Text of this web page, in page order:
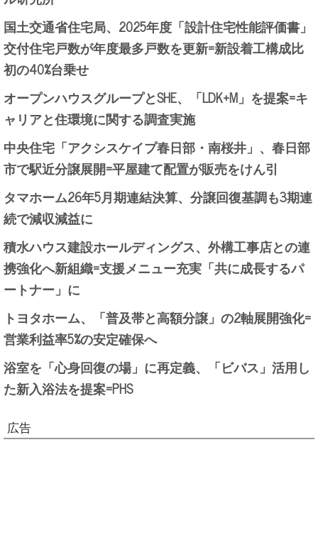
国土交通省住宅局、2025年度「設計住宅性能評価書」
交付住宅戸数が年度最多戸数を更新=新設着工構成比
初の40%台乗せ
オープンハウスグループとSHE、「LDK+M」を提案=キ
ャリアと住環境に関する調査実施
中央住宅「アクシスケイプ春日部・南桜井」、春日部
市で駅近分譲展開=平屋建て配置が販売をけん引
タマホーム26年5月期連結決算、分譲回復基調も3期連
続で減収減益に
積水ハウス建設ホールディングス、外構工事店との連
携強化へ新組織=支援メニュー充実「共に成長するパ
ートナー」に
トヨタホーム、「普及帯と高額分譲」の2軸展開強化=
営業利益率5%の安定確保へ
浴室を「心身回復の場」に再定義、「ビバス」活用し
た新入浴法を提案=PHS
広告